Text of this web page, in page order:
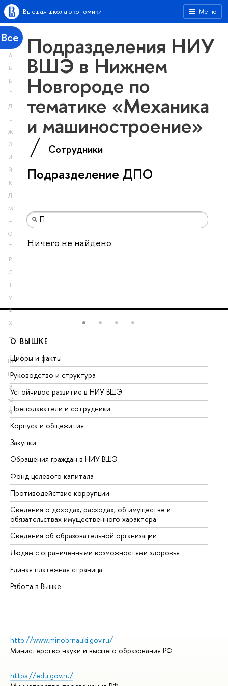
Меню
Высшая школа экономики
Все
А
Б
В
Г
Д
Е
Ж
З
И
Й
К
Л
М
Н
О
П
Р
С
Т
У
Ф
Х
Ц
Ч
Ш
Щ
Э
Ю
Я
Подразделения НИУ
ВШЭ в Нижнем
Новгороде по
тематике «Механика
и машиностроение»
Сотрудники
Подразделение ДПО
Ничего не найдено
О ВЫШКЕ
Цифры и факты
Руководство и структура
Устойчивое развитие в НИУ ВШЭ
Преподаватели и сотрудники
Корпуса и общежития
Закупки
Обращения граждан в НИУ ВШЭ
Фонд целевого капитала
Противодействие коррупции
Сведения о доходах, расходах, об имуществе и
обязательствах имущественного характера
Сведения об образовательной организации
Людям с ограниченными возможностями здоровья
Единая платежная страница
Работа в Вышке
http://www.minobrnauki.gov.ru/
Министерство науки и высшего образования РФ
https://edu.gov.ru/